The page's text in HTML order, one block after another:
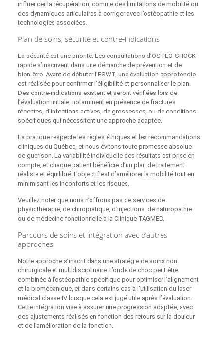
influencer la récupération, comme des limitations de mobilité ou
des dynamiques articulaires à corriger avec l’ostéopathie et les
technologies associées.
Plan de soins, sécurité et contre‑indications
La sécurité est une priorité. Les consultations d’OSTÉO‑SHOCK
rapide s’inscrivent dans une démarche de prévention et de
bien‑être. Avant de débuter l’ESWT, une évaluation approfondie
est réalisée pour confirmer l’éligibilité et personnaliser le plan.
Des contre‑indications existent et seront vérifiées lors de
l’évaluation initiale, notamment en présence de fractures
récentes, d’infections actives, de grossesses, ou de conditions
spécifiques qui nécessitent une approche adaptée.
La pratique respecte les règles éthiques et les recommandations
cliniques du Québec, et nous évitons toute promesse absolue
de guérison. La variabilité individuelle des résultats est prise en
compte, et chaque patient bénéficie d’un plan de traitement
réaliste et équilibré. L’objectif est d’améliorer la mobilité tout en
minimisant les inconforts et les risques.
Veuillez noter que nous n’offrons pas de services de
physiothérapie, de chiropratique, d’injections, de naturopathie
ou de médecine fonctionnelle à la Clinique TAGMED.
Parcours de soins et intégration avec d’autres
approches
Notre approche s’inscrit dans une stratégie de soins non
chirurgicale et multidisciplinaire. L’onde de choc peut être
combinée à l’ostéopathie spécifique pour optimiser l’alignement
et la biomécanique, et dans certains cas à l’utilisation du laser
médical classe IV lorsque cela est jugé utile après l’évaluation.
Cette intégration vise à assurer une progression adaptée, avec
des ajustements réalisés en fonction des retours sur la douleur
et de l’amélioration de la fonction.